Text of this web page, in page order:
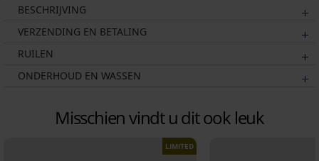
BESCHRIJVING
VERZENDING EN BETALING
RUILEN
ONDERHOUD EN WASSEN
Misschien vindt u dit ook leuk
LIMITED